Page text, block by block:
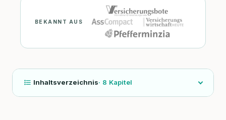
BEKANNT AUS
Inhaltsverzeichnis· 8 Kapitel